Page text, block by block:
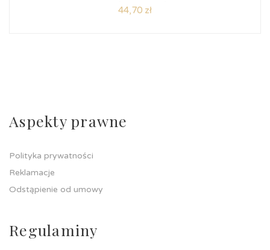
44,70 zł
Aspekty prawne
Polityka prywatności
Reklamacje
Odstąpienie od umowy
Regulaminy